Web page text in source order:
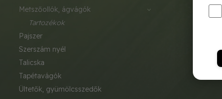
metszőollók, ágvágók
tartozékok
pajszer
szerszám nyél
talicska
tapétavágók
ültetők, gyümölcsszedők